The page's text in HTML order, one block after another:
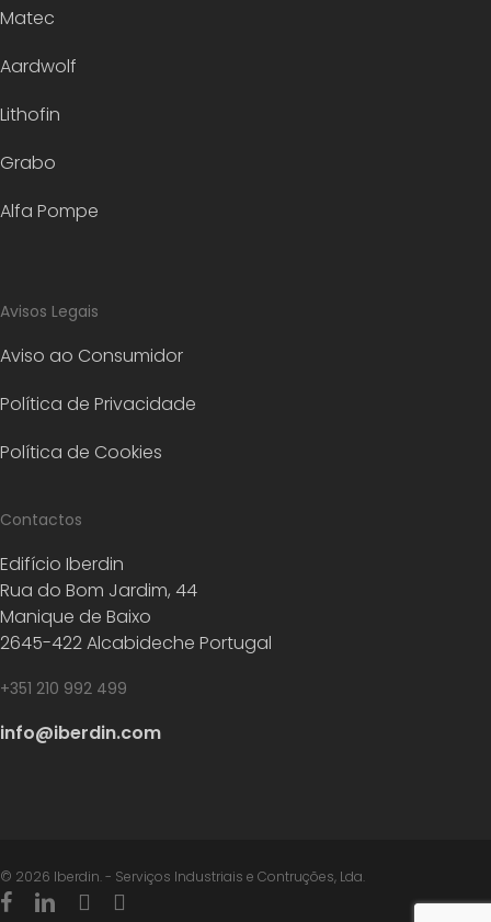
Matec
Aardwolf
Lithofin
Grabo
Alfa Pompe
Avisos Legais
Aviso ao Consumidor
Política de Privacidade
Política de Cookies
Contactos
Edifício Iberdin
Rua do Bom Jardim, 44
Manique de Baixo
2645-422 Alcabideche Portugal
+351 210 992 499
info@iberdin.com
© 2026 Iberdin. - Serviços Industriais e Contruções, Lda.
facebooklinkedinyoutubeinstagram